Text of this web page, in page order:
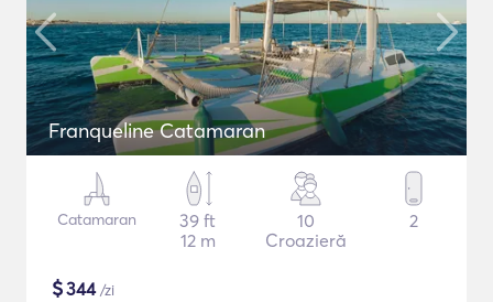
Franqueline Catamaran
Catamaran
39 ft
12 m
10
Croazieră
2
$344/zi